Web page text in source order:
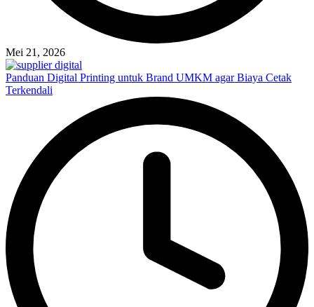
Mei 21, 2026
Panduan Digital Printing untuk Brand UMKM agar Biaya Cetak
Terkendali